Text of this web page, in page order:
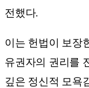
전했다.
이는 헌법이 보장
유권자의 권리를
깊은 정신적 모욕